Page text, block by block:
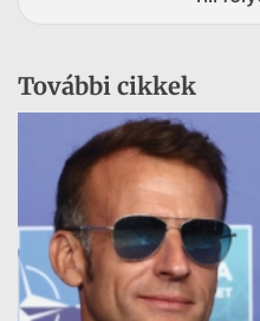
További cikkek